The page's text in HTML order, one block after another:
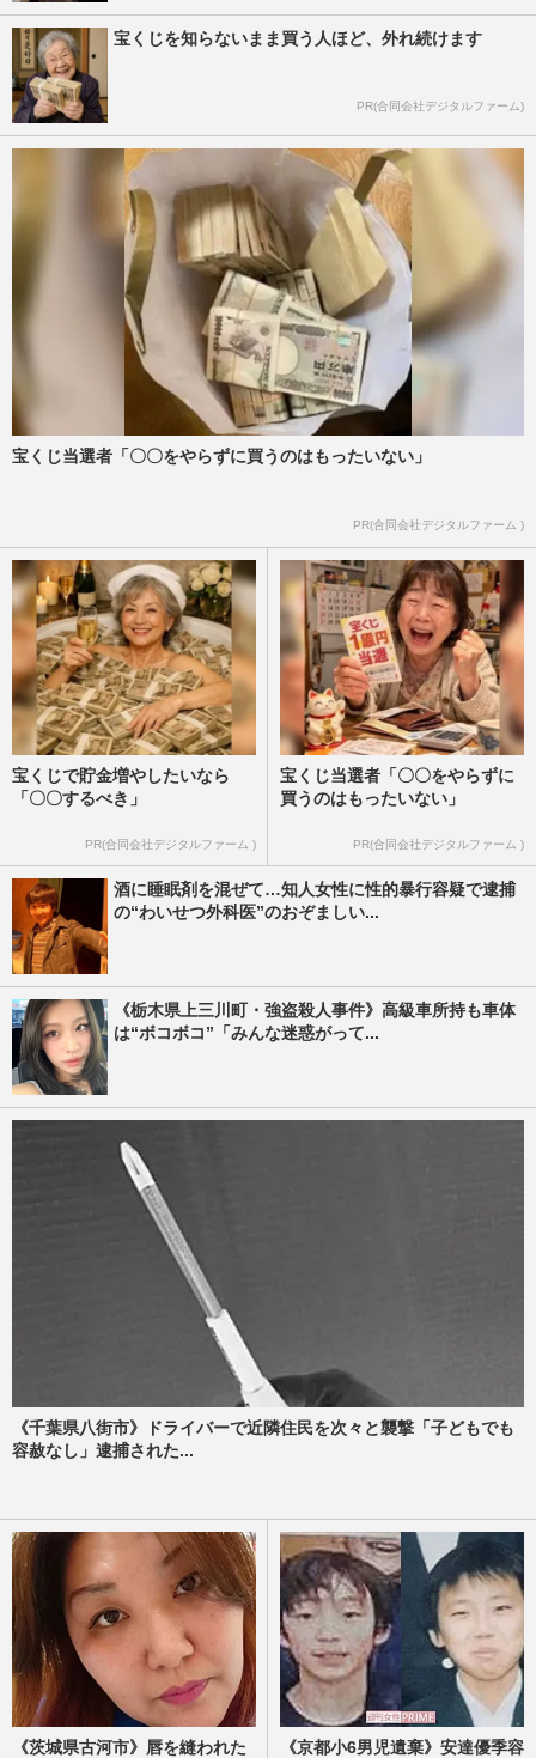
宝くじを知らないまま買う人ほど、外れ続けます
PR(合同会社デジタルファーム)
宝くじ当選者「〇〇をやらずに買うのはもったいない」
PR(合同会社デジタルファーム )
宝くじで貯金増やしたいなら
「〇〇するべき」
PR(合同会社デジタルファーム )
宝くじ当選者「〇〇をやらずに
買うのはもったいない」
PR(合同会社デジタルファーム )
酒に睡眠剤を混ぜて…知人女性に性的暴行容疑で逮捕
の“わいせつ外科医”のおぞましい...
《栃木県上三川町・強盗殺人事件》高級車所持も車体
は“ボコボコ”「みんな迷惑がって...
《千葉県八街市》ドライバーで近隣住民を次々と襲撃「子どもでも
容赦なし」逮捕された...
《茨城県古河市》唇を縫われた
《京都小6男児遺棄》安達優季容